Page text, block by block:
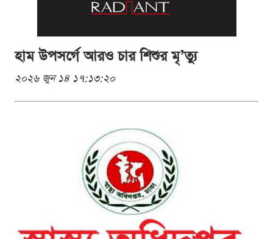
হাম উপসর্গে আরও চার শিশুর মৃ’ত্যু
২০২৬ জুন ১৪ ১৭:১৩:২০